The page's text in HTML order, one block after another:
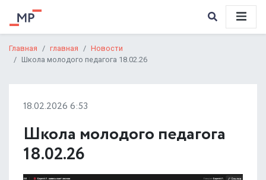
Главная главная
Новости
Школа молодого педагога 18.02.26
18.02.2026 6:53
Школа молодого педагога
18.02.26